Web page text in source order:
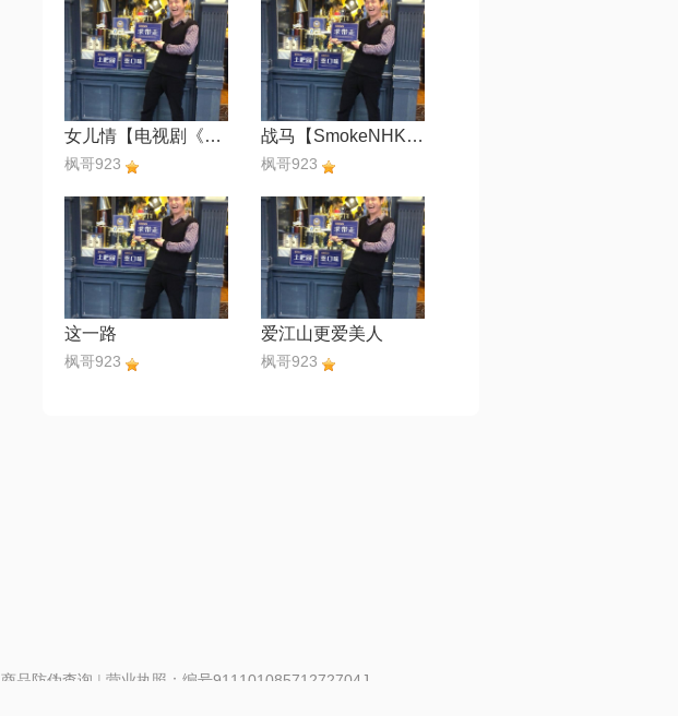
女儿情【电视剧《西游记》插曲】
枫哥923
战马【SmokeNHK13號】
枫哥923
这一路
枫哥923
爱江山更爱美人
枫哥923
商品防伪查询 | 营业执照：编号91110108571272704J